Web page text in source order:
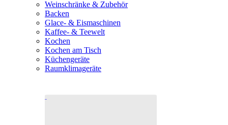
Weinschränke & Zubehör
Backen
Glace- & Eismaschinen
Kaffee- & Teewelt
Kochen
Kochen am Tisch
Küchengeräte
Raumklimageräte